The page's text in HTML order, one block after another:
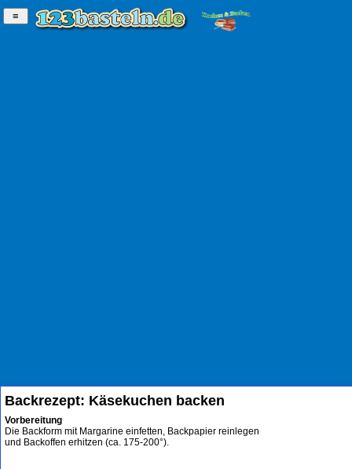
Backrezept: Käsekuchen backen
Vorbereitung
Die Backform mit Margarine einfetten, Backpapier reinlegen
und Backoffen erhitzen (ca. 175-200°).